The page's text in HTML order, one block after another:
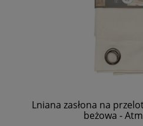
Lniana zasłona na
beżowa -